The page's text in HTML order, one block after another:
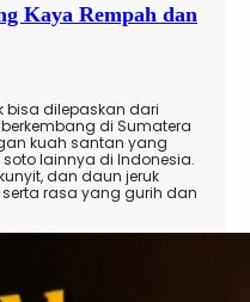
Kaya Rempah dan
bisa dilepaskan dari
di Sumatera
kuah santan yang
lainnya di Indonesia.
dan daun jeruk
rasa yang gurih dan